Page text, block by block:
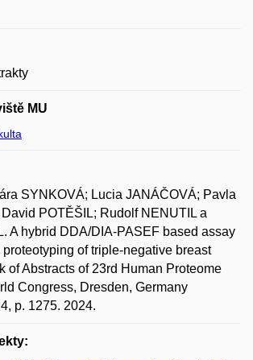
MU
SYNKOVÁ; Lucia JANÁČOVÁ; Pavla
POTĚŠIL; Rudolf NENUTIL a
A hybrid DDA/DIA-PASEF based assay
proteotyping of triple-negative breast
of Abstracts of 23rd Human Proteome
Congress, Dresden, Germany
p. 1275. 2024.